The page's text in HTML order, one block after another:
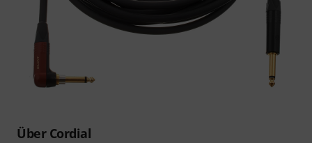
Über Cordial